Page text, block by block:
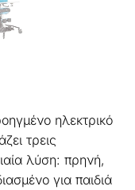
ηλεκτρικό
τρεις
λύση: πρηνή,
για παιδιά